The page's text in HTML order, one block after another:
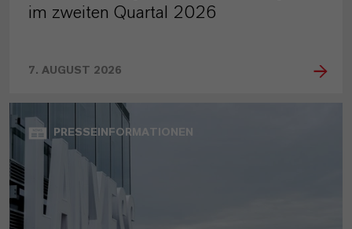
im zweiten Quartal 2026
7. AUGUST 2026
PRESSEINFORMATIONEN